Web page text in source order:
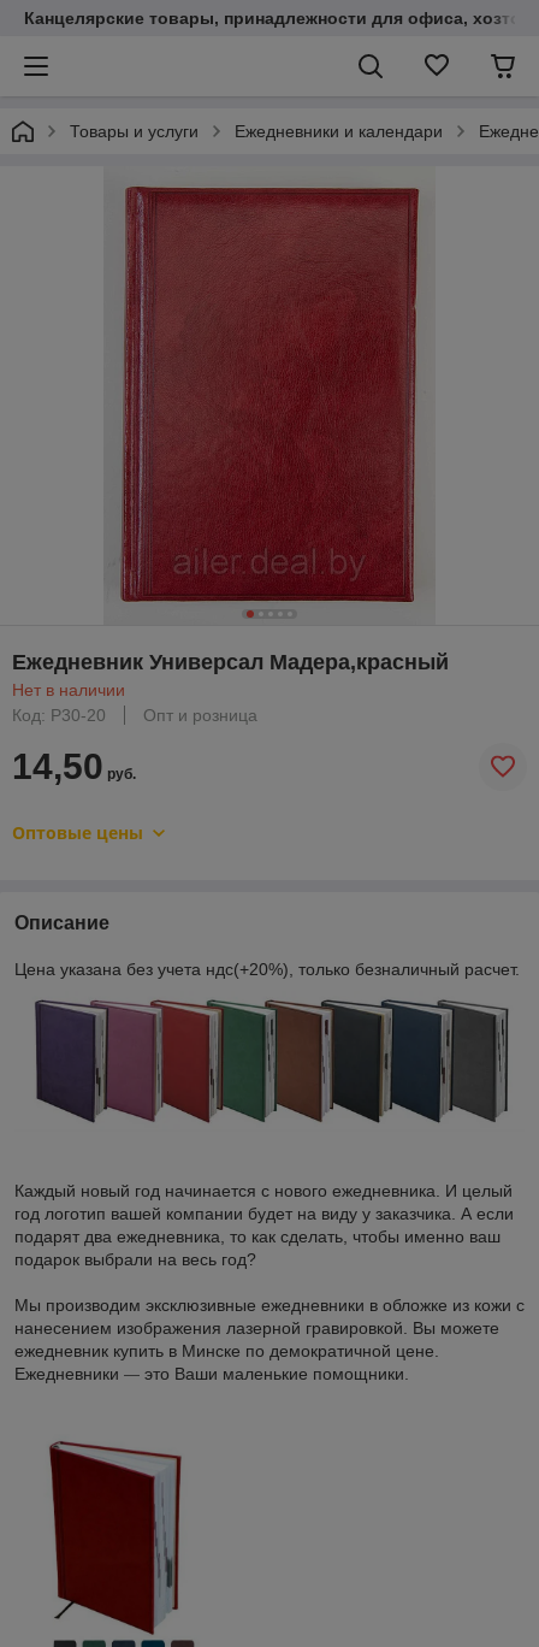
Канцелярские товары, принадлежности для офиса,
Товары и услуги Ежедневники и календари
Ежедневник Универсал Мадера,красный
Нет в наличии
Код: Р30-20
Опт и розница
14,50 руб.
Оптовые цены
Описание
Цена указана без учета ндс(+20%), только безналичный расчет.
Каждый новый год начинается с нового ежедневника. И целый
год логотип вашей компании будет на виду у заказчика. А если
подарят два ежедневника, то как сделать, чтобы именно ваш
подарок выбрали на весь год?
Мы производим эксклюзивные ежедневники в обложке из кожи с
нанесением изображения лазерной гравировкой. Вы можете
ежедневник купить в Минске по демократичной цене.
Ежедневники — это Ваши маленькие помощники.